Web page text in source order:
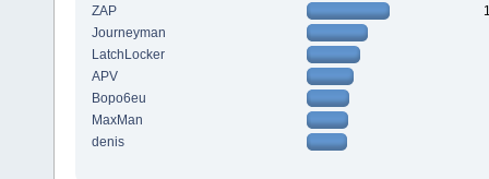
ZAP
Journeyman
LatchLocker
APV
Bopo6eu
MaxMan
denis